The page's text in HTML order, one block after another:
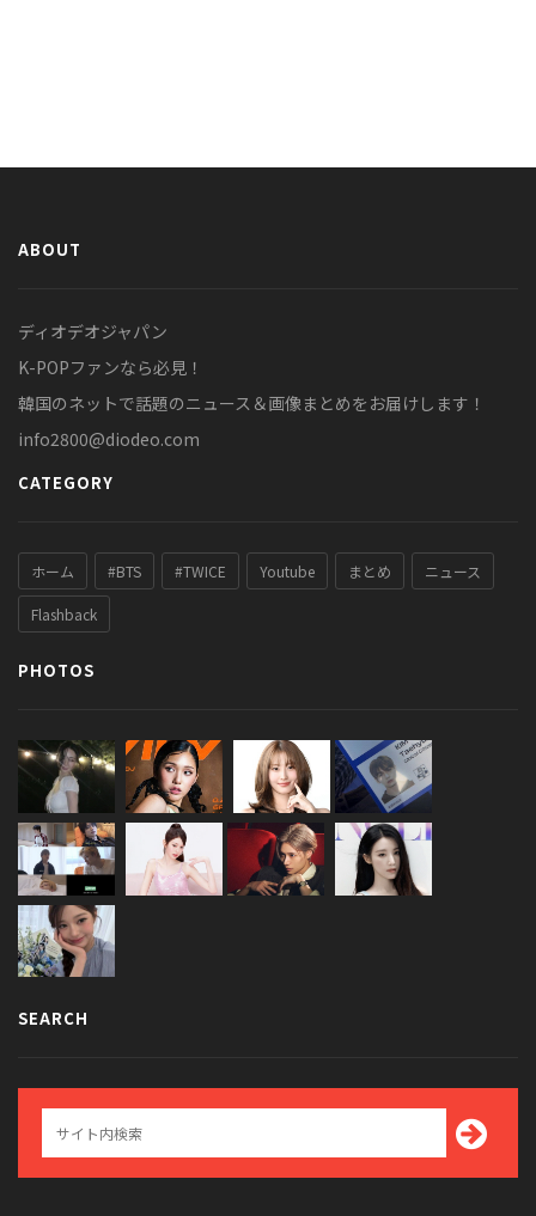
ABOUT
ディオデオジャパン
K-POPファンなら必見！
韓国のネットで話題のニュース＆画像まとめをお届けします！
info2800@diodeo.com
CATEGORY
ホーム #BTS #TWICE Youtube まとめ ニュース
Flashback
PHOTOS
SEARCH